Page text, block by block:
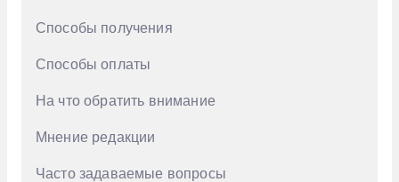
Jaecoo
Jetour
Kaiyi
Способы получения
Способы оплаты
На что обратить внимание
Мнение редакции
Часто задаваемые вопросы